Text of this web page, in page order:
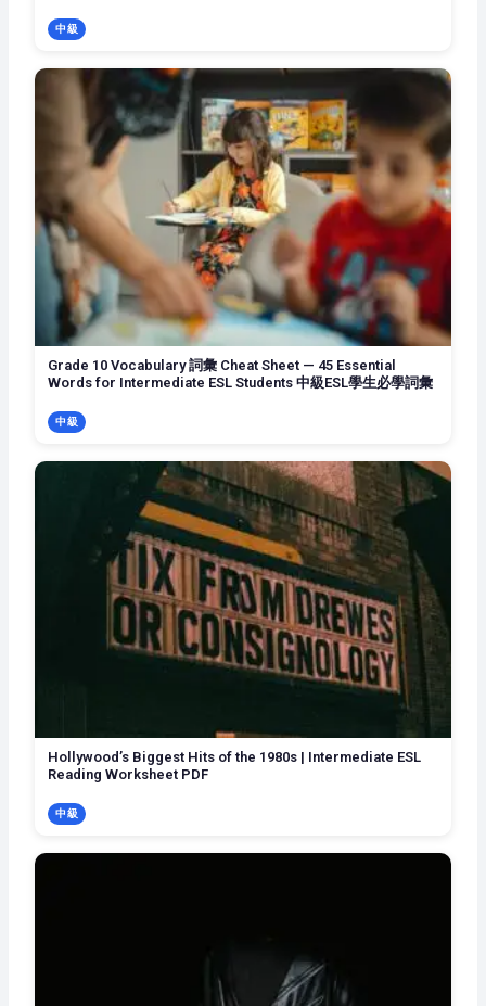
中級
Grade 10 Vocabulary 詞彙 Cheat Sheet — 45 Essential
Words for Intermediate ESL Students 中級ESL學生必學詞彙
中級
Hollywood’s Biggest Hits of the 1980s | Intermediate ESL
Reading Worksheet PDF
中級